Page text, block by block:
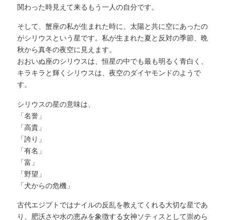
関わった時見えて来るもう一人の自分です。
そして、蟹座の私が生まれた時に、太陽と共に空にあったの
がシリウスという星です。私が生まれた夏と反対の季節、晩
秋から真冬の夜空に見えます。
おおいぬ座のシリウスは、恒星の中でも最も明るく青白く、
キラキラと輝くシリウスは、夜空のダイヤモンドのようで
す。
シリウスの星の意味は、
「名誉」
「高貴」
「誇り」
「有名」
「富」
「野望」
「犬からの危機」
古代エジプトではナイルの反乱を教えてくれる大切な星であ
り、肥沃さや水の恵みを象徴する女神ソティスとして崇めら